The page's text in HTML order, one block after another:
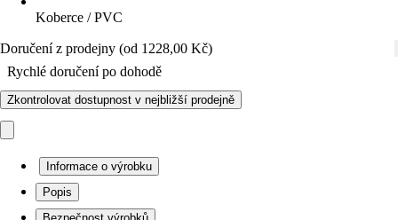
Koberce / PVC
Doručení z prodejny (od 1228,00 Kč)
Rychlé doručení po dohodě
Zkontrolovat dostupnost v nejbližší prodejně
Informace o výrobku
Popis